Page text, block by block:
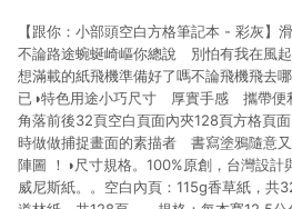
【跟你：小部頭空白方格筆記本 - 彩灰
不論路途蜿蜒崎嶇你總說 別怕有我在風
想滿載的紙飛機準備好了嗎不論飛機飛去
已◑特色用途小巧尺寸 厚實手感 攜帶便
角落前後32頁空白頁面內夾128頁方格頁
時做做捕捉畫面的素描者 書寫塗鴉隨意
陣圖 ！◑尺寸規格。100%原創，台灣設
威尼斯紙。。空白內頁：115g香草紙，共